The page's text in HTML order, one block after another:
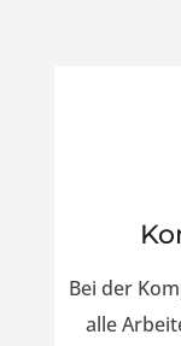
Bei der
alle